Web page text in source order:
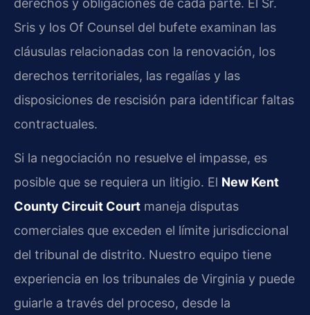
Sris y los Of Counsel del bufete examinan las
cláusulas relacionadas con la renovación, los
derechos territoriales, las regalías y las
disposiciones de rescisión para identificar faltas
contractuales.
Si la negociación no resuelve el impasse, es
posible que se requiera un litigio. El New Kent
County Circuit Court maneja disputas
comerciales que exceden el límite jurisdiccional
del tribunal de distrito. Nuestro equipo tiene
experiencia en los tribunales de Virginia y puede
guiarle a través del proceso, desde la